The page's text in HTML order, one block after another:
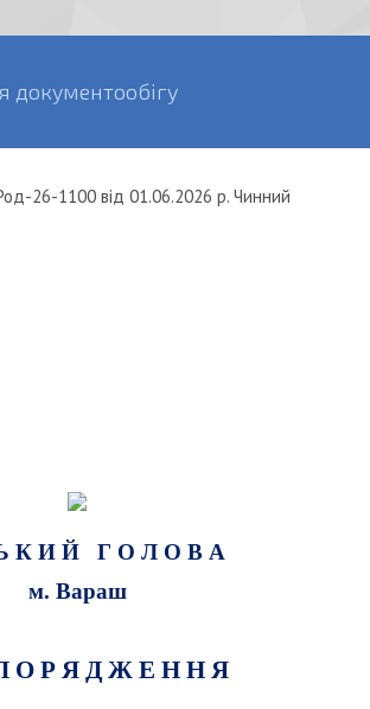
документообігу
26-1100 від 01.06.2026 р. Чинний
К И Й Г О Л О В А
м. Вараш
О Р Я Д Ж Е Н Н Я